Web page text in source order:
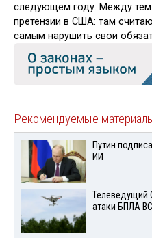
следующем году. Между тем
претензии в США: там
самым нарушить свои
Рекомендуемые
Путин
ИИ
Телеведущий
атаки БПЛА